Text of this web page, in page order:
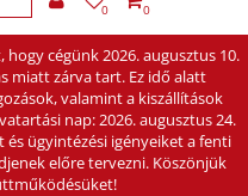
0 0
cégünk 2026. augusztus 10.
miatt zárva tart. Ez idő alatt
valamint a kiszállítások
nap: 2026. augusztus 24.
ügyintézési igényeiket a fenti
előre tervezni. Köszönjük